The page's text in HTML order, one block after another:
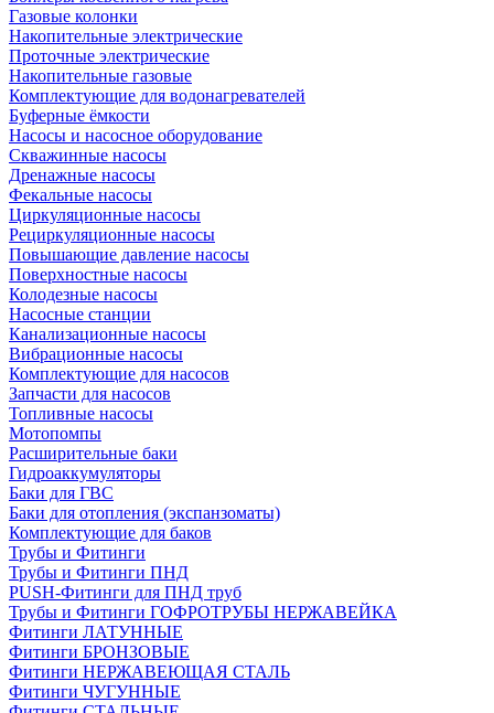
Газовые колонки
Накопительные электрические
Проточные электрические
Накопительные газовые
Комплектующие для водонагревателей
Буферные ёмкости
Насосы и насосное оборудование
Скважинные насосы
Дренажные насосы
Фекальные насосы
Циркуляционные насосы
Рециркуляционные насосы
Повышающие давление насосы
Поверхностные насосы
Колодезные насосы
Насосные станции
Канализационные насосы
Вибрационные насосы
Комплектующие для насосов
Запчасти для насосов
Топливные насосы
Мотопомпы
Расширительные баки
Гидроаккумуляторы
Баки для ГВС
Баки для отопления (экспанзоматы)
Комплектующие для баков
Трубы и Фитинги
Трубы и Фитинги ПНД
PUSH-Фитинги для ПНД труб
Трубы и Фитинги ГОФРОТРУБЫ НЕРЖАВЕЙКА
Фитинги ЛАТУННЫЕ
Фитинги БРОНЗОВЫЕ
Фитинги НЕРЖАВЕЮЩАЯ СТАЛЬ
Фитинги ЧУГУННЫЕ